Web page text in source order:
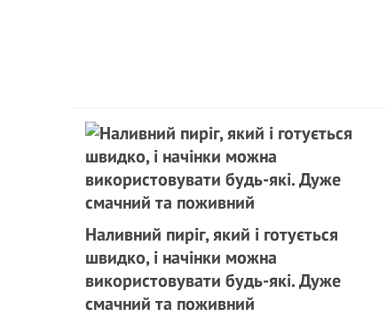
Наливний пиріг, який і готується
швидко, і начінки можна
використовувати будь-які. Дуже
смачний та поживний